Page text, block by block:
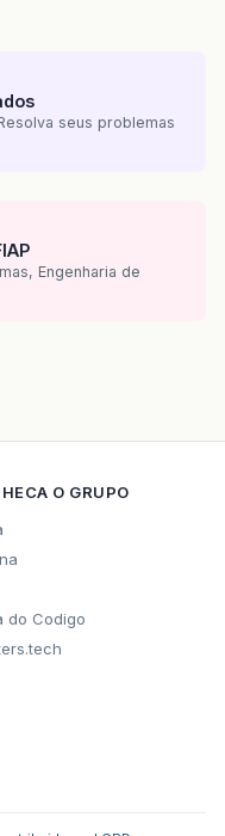
seus problemas
Engenharia de
O GRUPO
do Codigo